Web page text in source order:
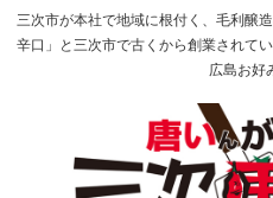
三次市が本社で地域に根付く、毛利醸
辛口」と三次市で古くから創業されて
広島お好